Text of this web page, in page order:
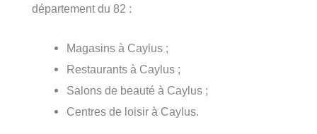
département du 82 :
Magasins à Caylus ;
Restaurants à Caylus ;
Salons de beauté à Caylus ;
Centres de loisir à Caylus.